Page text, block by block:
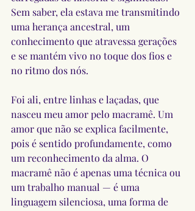
Sem saber, ela estava me transmitindo
uma herança ancestral, um
conhecimento que atravessa gerações
e se mantém vivo no toque dos fios e
no ritmo dos nós.
Foi ali, entre linhas e laçadas, que
nasceu meu amor pelo macramê. Um
amor que não se explica facilmente,
pois é sentido profundamente, como
um reconhecimento da alma. O
macramê não é apenas uma técnica ou
um trabalho manual — é uma
linguagem silenciosa, uma forma de